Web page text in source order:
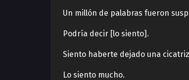
Un millón de palabras fueron
Podría decir [lo siento].
Siento haberte dejado una
Lo siento mucho.